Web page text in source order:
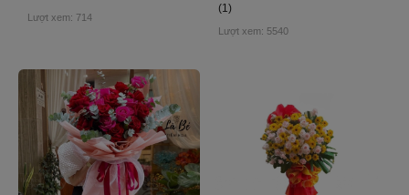
Lượt xem: 714
(1)
Lượt xem: 5540